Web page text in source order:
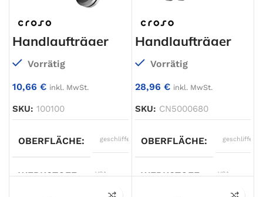
Handlaufträger
Vorrätig
10,66 € inkl. MwSt.
SKU: 100100
OBERFLÄCHE geschliffen
WERKSTOFF V2A
Handlaufträger
Vorrätig
28,96 € inkl. MwSt.
SKU: CN5000680
OBERFLÄCHE geschliffen
WERKSTOFF V2A